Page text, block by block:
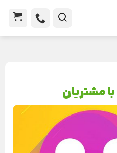
مشتریان